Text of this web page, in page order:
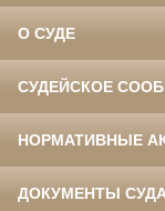
О СУДЕ
СУДЕЙСКОЕ
НОРМАТИВНЫЕ
ДОКУМЕНТЫ